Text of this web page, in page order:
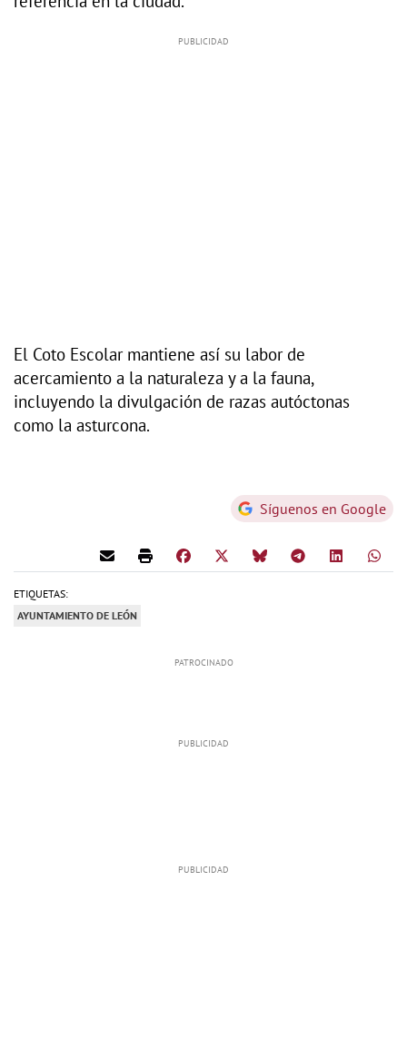
El Coto Escolar mantiene así su labor de
acercamiento a la naturaleza y a la fauna,
incluyendo la divulgación de razas autóctonas
como la asturcona.
Síguenos en Google
ETIQUETAS:
AYUNTAMIENTO DE LEÓN